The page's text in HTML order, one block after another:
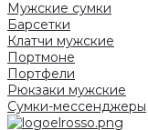
Мужские сумки
Барсетки
Клатчи мужские
Портмоне
Портфели
Рюкзаки мужские
Сумки-мессенджеры